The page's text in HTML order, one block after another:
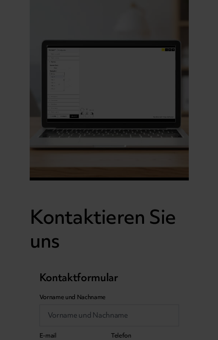
Kontaktieren Sie
uns
Kontaktformular
Vorname und Nachname
E-mail Telefon